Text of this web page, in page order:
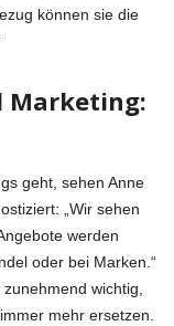
können sie die
Marketing:
geht, sehen Anne
„Wir sehen
werden
oder bei Marken.“
wichtig,
mehr ersetzen.